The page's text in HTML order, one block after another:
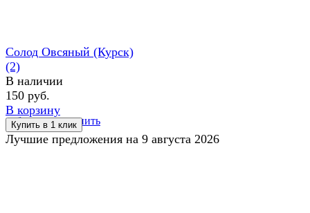
избранное сравнить
Солод Овсяный (Курск)
(2)
В наличии
150 руб.
В корзину
Лучшие предложения на 9 августа 2026